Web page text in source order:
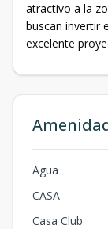
atractivo a la
buscan invertir
excelente
Agua
CASA
Casa Club